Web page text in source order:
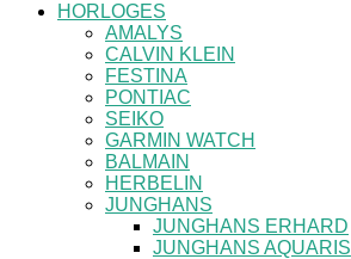
€1.690,00.
HORLOGES
AMALYS
CALVIN KLEIN
FESTINA
PONTIAC
SEIKO
GARMIN WATCH
BALMAIN
HERBELIN
JUNGHANS
JUNGHANS ERHARD
JUNGHANS AQUARIS